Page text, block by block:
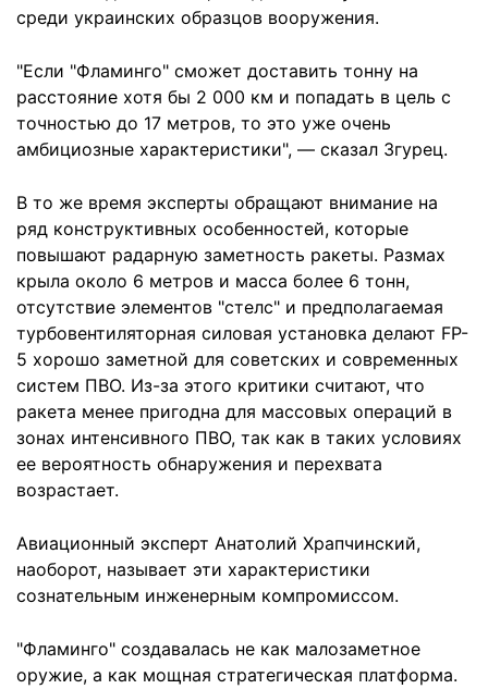
среди украинских образцов вооружения.
"Если "Фламинго" сможет доставить тонну на
расстояние хотя бы 2 000 км и попадать в цель с
точностью до 17 метров, то это уже очень
амбициозные характеристики", — сказал Згурец.
В то же время эксперты обращают внимание на
ряд конструктивных особенностей, которые
повышают радарную заметность ракеты. Размах
крыла около 6 метров и масса более 6 тонн,
отсутствие элементов "стелс" и предполагаемая
турбовентиляторная силовая установка делают FP-
5 хорошо заметной для советских и современных
систем ПВО. Из-за этого критики считают, что
ракета менее пригодна для массовых операций в
зонах интенсивного ПВО, так как в таких условиях
ее вероятность обнаружения и перехвата
возрастает.
Авиационный эксперт Анатолий Храпчинский,
наоборот, называет эти характеристики
сознательным инженерным компромиссом.
"Фламинго" создавалась не как малозаметное
оружие, а как мощная стратегическая платформа.